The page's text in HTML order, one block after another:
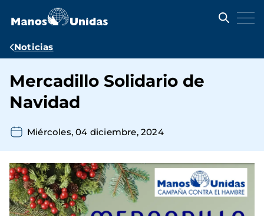
contenido
Ruta
navegación
Noticias
Mercadillo Solidario de
Navidad
Miércoles, 04 diciembre, 2024